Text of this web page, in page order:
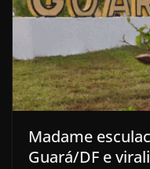
Madame
Guará/DF e